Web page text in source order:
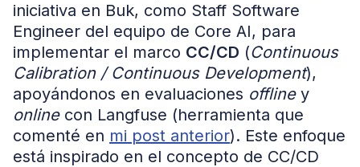
iniciativa en Buk, como Staff Software
Engineer del equipo de Core AI, para
implementar el marco CC/CD (Continuous
Calibration / Continuous Development),
apoyándonos en evaluaciones offliney
onlinecon Langfuse (herramienta que
comenté en mi post anterior). Este enfoque
está inspirado en el concepto de CC/CD